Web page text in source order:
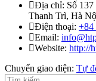
Địa chỉ: Số
Thanh Trì, Hà
Điện thoại: +84
Email:
Website: http://
Chuyển giao diện: Tự